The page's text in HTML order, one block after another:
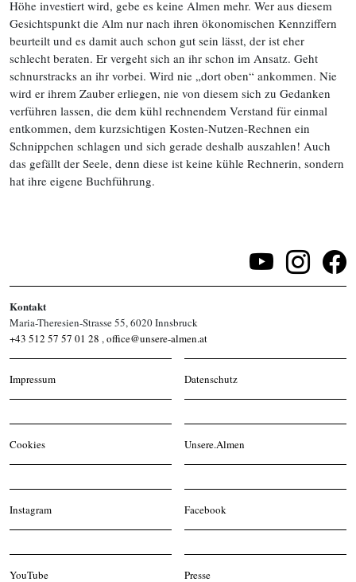
Höhe investiert wird, gebe es keine Almen mehr. Wer aus diesem
Gesichtspunkt die Alm nur nach ihren ökonomischen Kennziffern
beurteilt und es damit auch schon gut sein lässt, der ist eher
schlecht beraten. Er vergeht sich an ihr schon im Ansatz. Geht
schnurstracks an ihr vorbei. Wird nie „dort oben“ ankommen. Nie
wird er ihrem Zauber erliegen, nie von diesem sich zu Gedanken
verführen lassen, die dem kühl rechnendem Verstand für einmal
entkommen, dem kurzsichtigen Kosten-Nutzen-Rechnen ein
Schnippchen schlagen und sich gerade deshalb auszahlen! Auch
das gefällt der Seele, denn diese ist keine kühle Rechnerin, sondern
hat ihre eigene Buchführung.
Kontakt
Maria-Theresien-Strasse 55, 6020 Innsbruck
+43 512 57 57 01 28 ,office@unsere-almen.at
Impressum Datenschutz
Cookies Unsere.Almen
Instagram Facebook
YouTube Presse